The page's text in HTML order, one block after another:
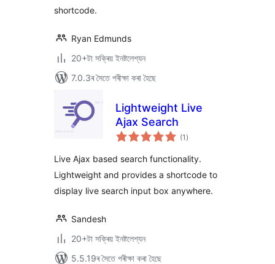
shortcode.
Ryan Edmunds
20+টা সক্ৰিয় ইনষ্টলেশ্যন
7.0.3ৰ সৈতে পৰীক্ষা কৰা হৈছে
Lightweight Live
Ajax Search
(1 টা
মুঠ)
Live Ajax based search functionality.
Lightweight and provides a shortcode to
display live search input box anywhere.
Sandesh
20+টা সক্ৰিয় ইনষ্টলেশ্যন
5.5.19ৰ সৈতে পৰীক্ষা কৰা হৈছে